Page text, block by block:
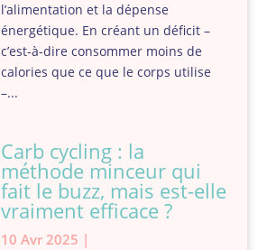
l’alimentation et la dépense
énergétique. En créant un déficit –
c’est-à-dire consommer moins de
calories que ce que le corps utilise
–...
Carb cycling : la
méthode minceur qui
fait le buzz, mais est-elle
vraiment efficace ?
10 Avr 2025 |